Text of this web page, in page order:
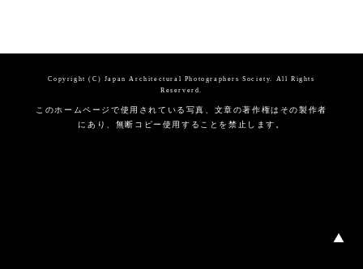
Copyright (C) Japan Architectural Photographers Society. All Rights
Reserverd.
このホームページで使用されている写真、文章の著作権はその製作者
にあり、無断コピー使用することを禁止します。